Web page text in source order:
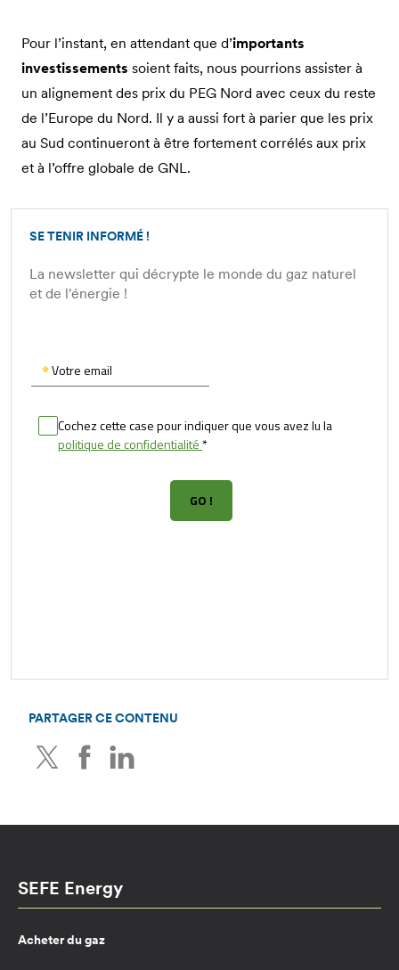
Pour l’instant, en attendant que d’importants
investissements soient faits, nous pourrions assister à
un alignement des prix du PEG Nord avec ceux du reste
de l’Europe du Nord. Il y a aussi fort à parier que les prix
au Sud continueront à être fortement corrélés aux prix
et à l’offre globale de GNL.
SE TENIR INFORMÉ !
La newsletter qui décrypte le monde du gaz naturel
et de l'énergie !
PARTAGER CE CONTENU
TwitterFacebook
SEFE Energy
Acheter du gaz